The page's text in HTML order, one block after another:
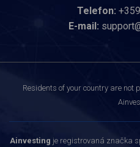
Telefon:
E-mail:
Residents of your country are
Ainvesting je registrovaná značka